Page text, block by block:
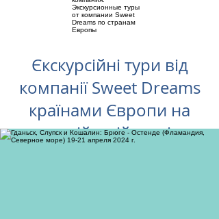
Єкскурсійні тури від
компанії Sweet Dreams
країнами Європи на
російській мові